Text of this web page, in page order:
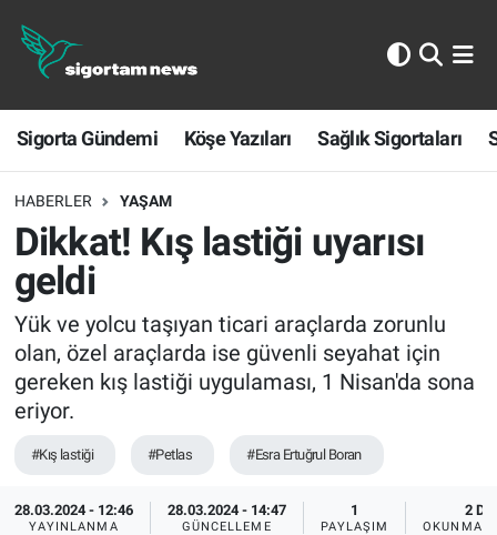
Sigorta Gündemi Köşe Yazıları Sağlık Sigortaları
HABERLER YAŞAM
Dikkat! Kış lastiği uyarısı
geldi
Yük ve yolcu taşıyan ticari araçlarda zorunlu
olan, özel araçlarda ise güvenli seyahat için
gereken kış lastiği uygulaması, 1 Nisan'da sona
eriyor.
#Kış lastiği #Petlas #Esra Ertuğrul Boran
28.03.2024 - 12:46
YAYINLANMA
28.03.2024 - 14:47
GÜNCELLEME
1
PAYLAŞIM
2 DK
OKUNMA
Sigorta Gündemi
Köşe Yazıları
Sağlık Sigortaları
Sporun Sigortası
Ekonomi